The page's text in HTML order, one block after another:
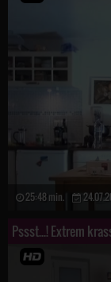
25:48 min.
Pssst...! Extrem